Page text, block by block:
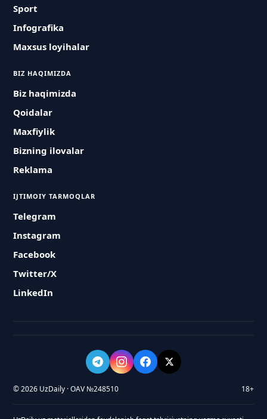
Sport
Infografika
Maxsus loyihalar
BIZ HAQIMIZDA
Biz haqimizda
Qoidalar
Maxfiylik
Bizning ilovalar
Reklama
IJTIMOIY TARMOQLAR
Telegram
Instagram
Facebook
Twitter/X
LinkedIn
© 2026 UzDaily · OAV №248510 18+